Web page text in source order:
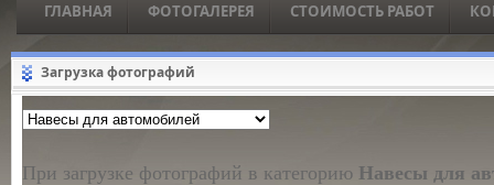
ГЛАВНАЯ ФОТОГАЛЕРЕЯ СТОИМОСТЬ РАБОТ
Загрузка фотографий
При загрузке фотографий в категорию Навесы для